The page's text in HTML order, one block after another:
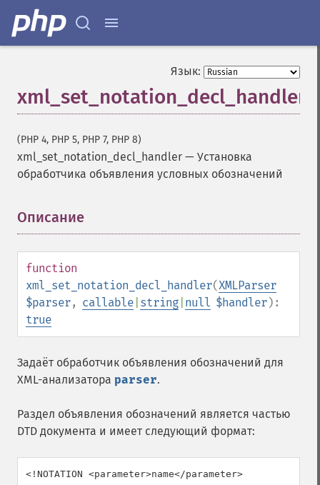
Язык:
xml_set_notation_decl_handler
(PHP 4, PHP 5, PHP 7, PHP 8)
xml_set_notation_decl_handler — Установка
обработчика объявления условных обозначений
Описание
function
xml_set_notation_decl_handler(XMLParser
$parser, callable string null $handler):
true
Задаёт обработчик объявления обозначений для
XML-анализатора parser.
Раздел объявления обозначений является частью
DTD документа и имеет следующий формат:
<!NOTATION <parameter>name</parameter>